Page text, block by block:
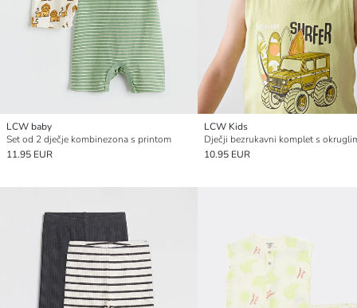
LCW baby
Set od 2 dječje kombinezona s printom
11.95 EUR
LCW Kids
10.95 EUR